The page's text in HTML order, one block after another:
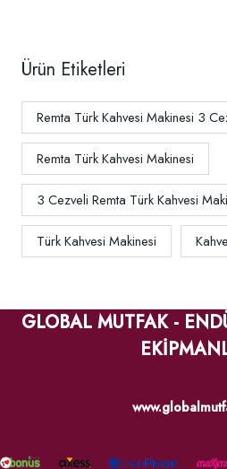
Ürün Etiketleri
Remta Türk Kahvesi Makinesi 3
Remta Türk Kahvesi Makinesi
3 Cezveli Remta Türk Kahvesi
Türk Kahvesi Makinesi
GLOBAL MUTFAK -